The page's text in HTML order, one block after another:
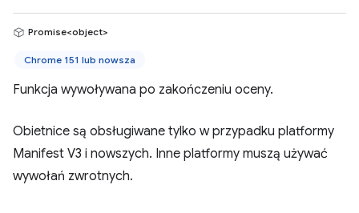
Promise<object>
Chrome 151 lub nowsza
Funkcja wywoływana po zakończeniu oceny.
Obietnice są obsługiwane tylko w przypadku platformy
Manifest V3 i nowszych. Inne platformy muszą używać
wywołań zwrotnych.